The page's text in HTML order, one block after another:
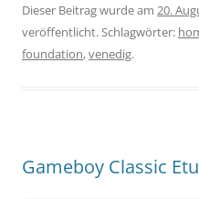
Dieser Beitrag wurde am 20.
veröffentlicht. Schlagwörter:
foundation,venedig.
Gameboy Classic